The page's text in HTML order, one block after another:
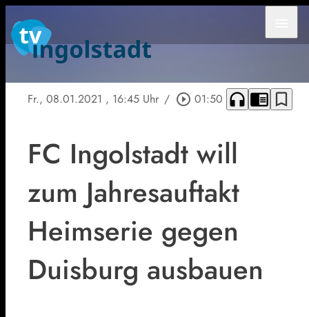
Fr., 08.01.2021 , 16:45 Uhr / play_circle_outline 01:50 headphones chrome_reader_mode bookmark_border
FC Ingolstadt will
zum Jahresauftakt
Heimserie gegen
Duisburg ausbauen